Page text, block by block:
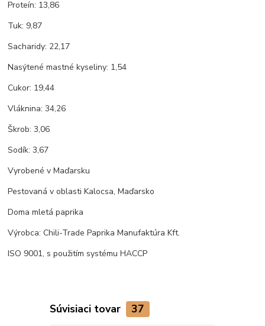
Proteín: 13,86
Tuk: 9,87
Sacharidy: 22,17
Nasýtené mastné kyseliny: 1,54
Cukor: 19,44
Vláknina: 34,26
Škrob: 3,06
Sodík: 3,67
Vyrobené v Maďarsku
Pestovaná v oblasti Kalocsa, Maďarsko
Doma mletá paprika
Výrobca: Chili-Trade Paprika Manufaktúra Kft.
ISO 9001, s použitím systému HACCP
Súvisiaci tovar 37